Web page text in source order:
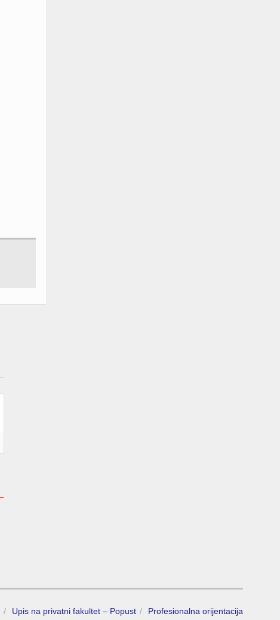
Upis na privatni fakultet – Popust Profesionalna orijentacija